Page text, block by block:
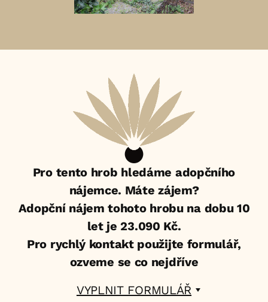
Pro tento hrob hledáme adopčního
nájemce. Máte zájem?
Adopční nájem tohoto hrobu na dobu 10
let je 23.090 Kč.
Pro rychlý kontakt použijte formulář,
ozveme se co nejdříve
VYPLNIT FORMULÁŘ